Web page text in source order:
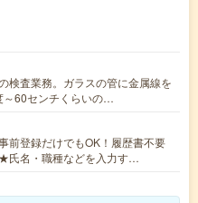
検査業務。ガラスの管に金属線を
～60センチくらいの…
前登録だけでもOK！履歴書不要
氏名・職種などを入力す…